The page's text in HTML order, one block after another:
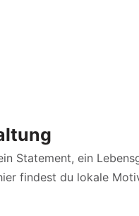
Statement, ein
findest du lokale